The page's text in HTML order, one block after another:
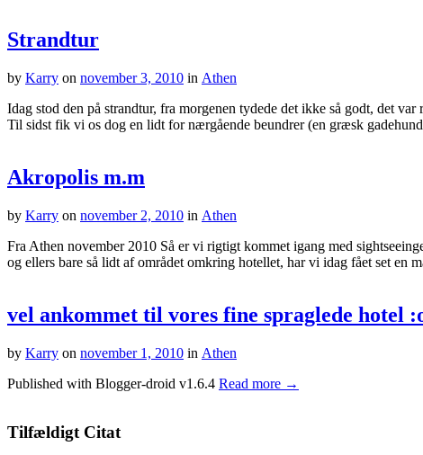
Strandtur
by Karry on november 3, 2010 in Athen
Idag stod den på strandtur, fra morgenen tydede det ikke så godt, det
Til sidst fik vi os dog en lidt for nærgående beundrer (en græsk
Akropolis m.m
by Karry on november 2, 2010 in Athen
Fra Athen november 2010 Så er vi rigtigt kommet igang med
og ellers bare så lidt af området omkring hotellet, har vi idag fået set en
vel ankommet til vores fine spraglede hotel
by Karry on november 1, 2010 in Athen
Published with Blogger-droid v1.6.4 Read more →
Tilfældigt Citat